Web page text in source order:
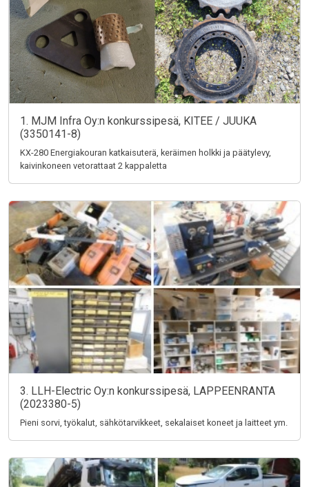
1. MJM Infra Oy:n konkurssipesä, KITEE / JUUKA
(3350141-8)
KX-280 Energiakouran katkaisuterä, keräimen holkki ja päätylevy,
kaivinkoneen vetorattaat 2 kappaletta
3. LLH-Electric Oy:n konkurssipesä, LAPPEENRANTA
(2023380-5)
Pieni sorvi, työkalut, sähkötarvikkeet, sekalaiset koneet ja laitteet ym.